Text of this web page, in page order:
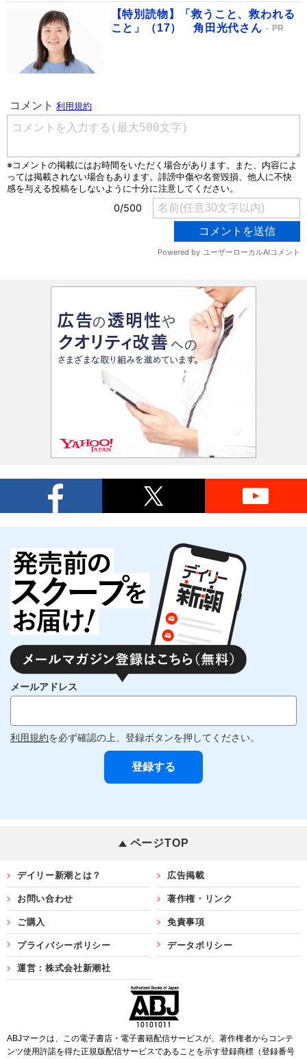
【特別読物】「救うこと、救われる
こと」（17） 角田光代さん
PR
メールアドレス
利用規約を必ず確認の上、登録ボタンを押してください。
ページTOP
デイリー新潮とは？ 広告掲載
お問い合わせ 著作権・リンク
ご購入 免責事項
プライバシーポリシー データポリシー
運営：株式会社新潮社
ABJマークは、この電子書店・電子書籍配信サービスが、著作権者からコンテ
ンツ使用許諾を得た正規版配信サービスであることを示す登録商標（登録番号